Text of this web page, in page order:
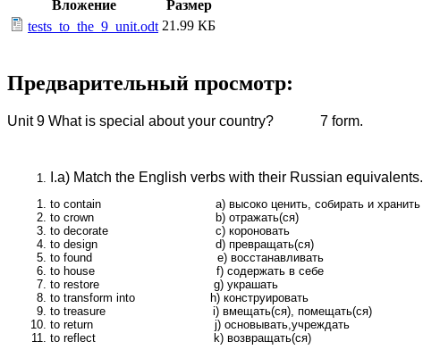
Вложение
Размер
tests_to_the_9_unit.odt 21.99 КБ
Предварительный просмотр:
Unit 9 What is special about your country? 7 form.
I.a) Match the English verbs with their Russian equivalents.
to contain a) высоко ценить, собирать и хранить
to crown b) отражать(ся)
to decorate c) короновать
to design d) превращать(ся)
to found e) восстанавливать
to house f) содержать в себе
to restore g) украшать
to transform into h) конструировать
to treasure i) вмещать(ся), помещать(ся)
to return j) основывать,учреждать
to reflect k) возвращать(ся)